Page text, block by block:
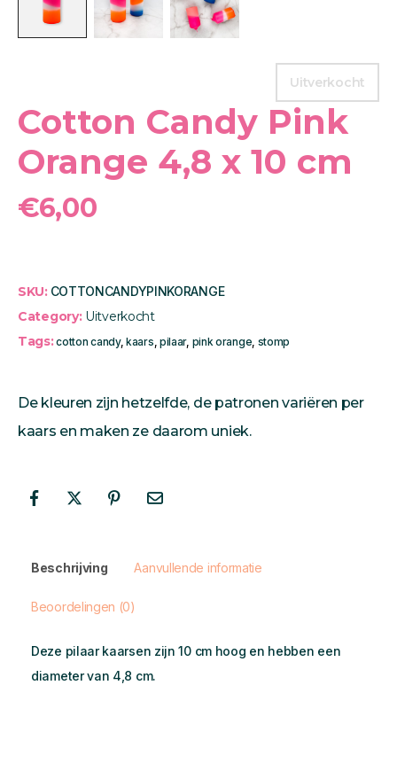
Uitverkocht
Cotton Candy Pink
Orange 4,8 x 10 cm
€6,00
SKU: COTTONCANDYPINKORANGE
Category: Uitverkocht
Tags:cotton candy,kaars, pilaar, pink orange, stomp
De kleuren zijn hetzelfde, de patronen variëren per
kaars en maken ze daarom uniek.
Beschrijving Aanvullende informatie
Beoordelingen (0)
Deze pilaar kaarsen zijn 10 cm hoog en hebben een
diameter van 4,8 cm.